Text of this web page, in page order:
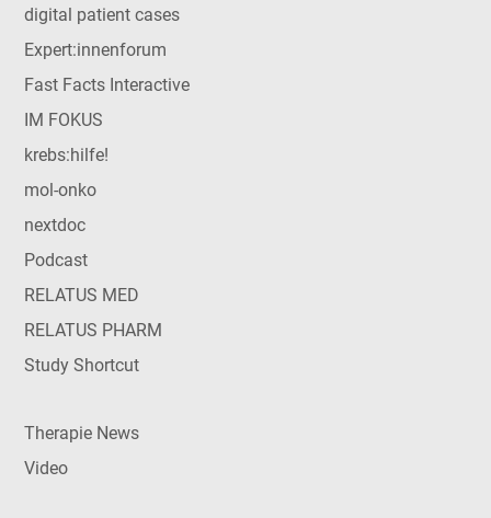
digital patient cases
Expert:innenforum
Fast Facts Interactive
IM FOKUS
krebs:hilfe!
mol-onko
nextdoc
Podcast
RELATUS MED
RELATUS PHARM
Study Shortcut
Therapie News
Video